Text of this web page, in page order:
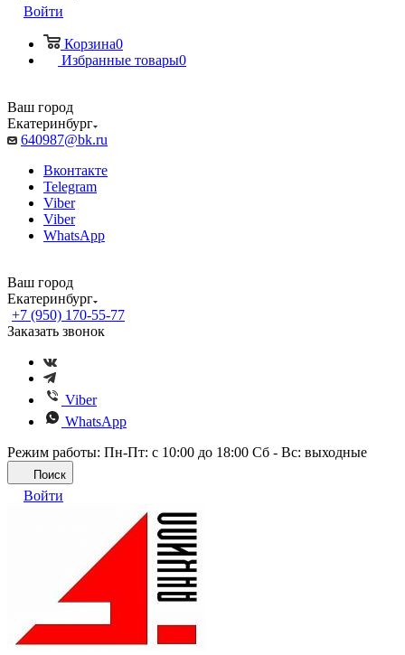
Войти
Корзина0
Избранные товары0
Ваш город
Екатеринбург
640987@bk.ru
Вконтакте
Telegram
Viber
Viber
WhatsApp
Ваш город
Екатеринбург
+7 (950) 170-55-77
Заказать звонок
Viber
WhatsApp
Режим работы: Пн-Пт: с 10:00 до 18:00 Сб - Вс: выходные
Поиск
Войти